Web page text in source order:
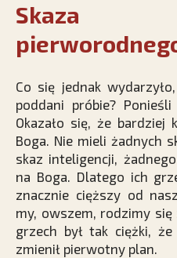
Skaza
Co się jednak
poddani próbie?
Okazało się, że bardziej
Boga. Nie mieli żadnych
skaz inteligencji,
na Boga. Dlatego ich
znacznie cięższy od
my, owszem, rodzimy się
grzech był tak ciężki,
zmienił pierwotny plan.